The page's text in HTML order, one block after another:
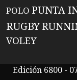
POLO PUNTA
RUGBY
VOLEY
Edición 6800 -